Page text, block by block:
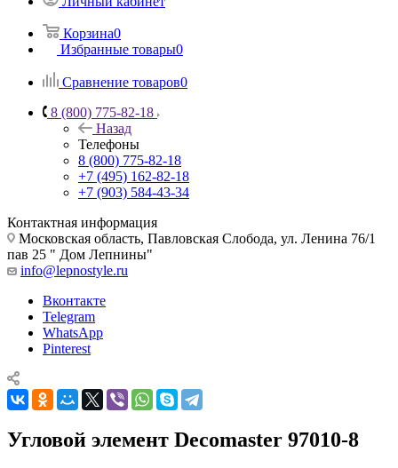
Корзина0
Избранные товары0
Сравнение товаров0
8 (800) 775-82-18
Назад
Телефоны
8 (800) 775-82-18
+7 (495) 162-82-18
+7 (903) 584-43-34
Контактная информация
Московская область, Павловская Слобода, ул. Ленина 76/1
пав 25 " Дом Лепнины"
info@lepnostyle.ru
Вконтакте
Telegram
WhatsApp
Pinterest
Угловой элемент Decomaster 97010-8